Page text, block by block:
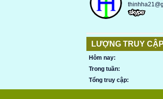
LƯỢNG TRUY CẬP
Hôm nay:
Trong tuần:
Tổng truy cập: